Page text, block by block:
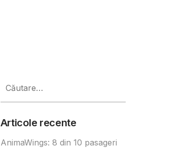
după:
Articole recente
AnimaWings: 8 din 10 pasageri